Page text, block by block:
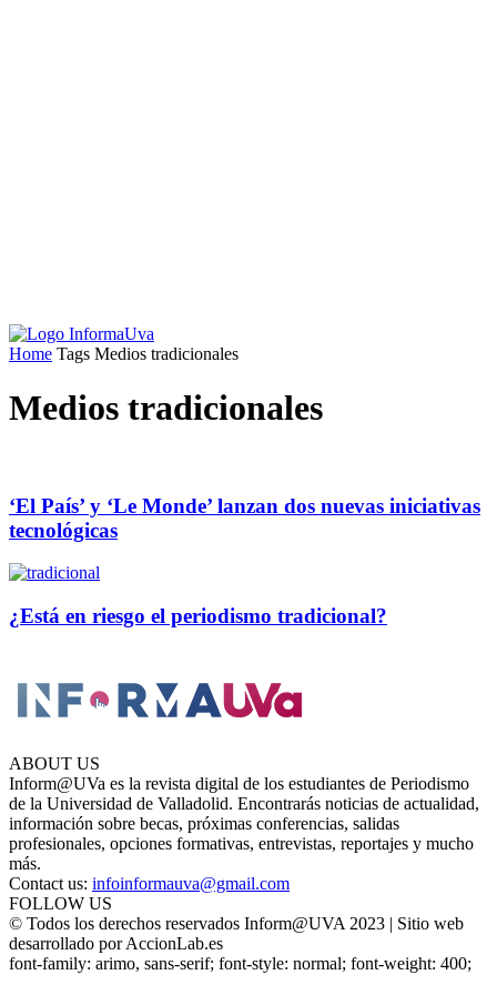
Home Tags Medios tradicionales
Medios tradicionales
‘El País’ y ‘Le Monde’ lanzan dos nuevas iniciativas
tecnológicas
¿Está en riesgo el periodismo tradicional?
ABOUT US
Inform@UVa es la revista digital de los estudiantes de Periodismo
de la Universidad de Valladolid. Encontrarás noticias de actualidad,
información sobre becas, próximas conferencias, salidas
profesionales, opciones formativas, entrevistas, reportajes y mucho
más.
Contact us: infoinformauva@gmail.com
FOLLOW US
© Todos los derechos reservados Inform@UVA 2023 | Sitio web
desarrollado por AccionLab.es
font-family: arimo, sans-serif; font-style: normal; font-weight: 400;